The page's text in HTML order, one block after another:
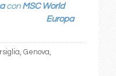
con MSC World
Europa
Genova,